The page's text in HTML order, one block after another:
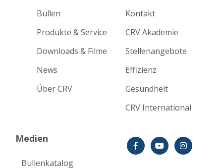
Bullen
Produkte & Service
Downloads & Filme
News
Über CRV
Kontakt
CRV Akademie
Stellenangebote
Effizienz
Gesundheit
CRV International
Medien
Bullenkatalog